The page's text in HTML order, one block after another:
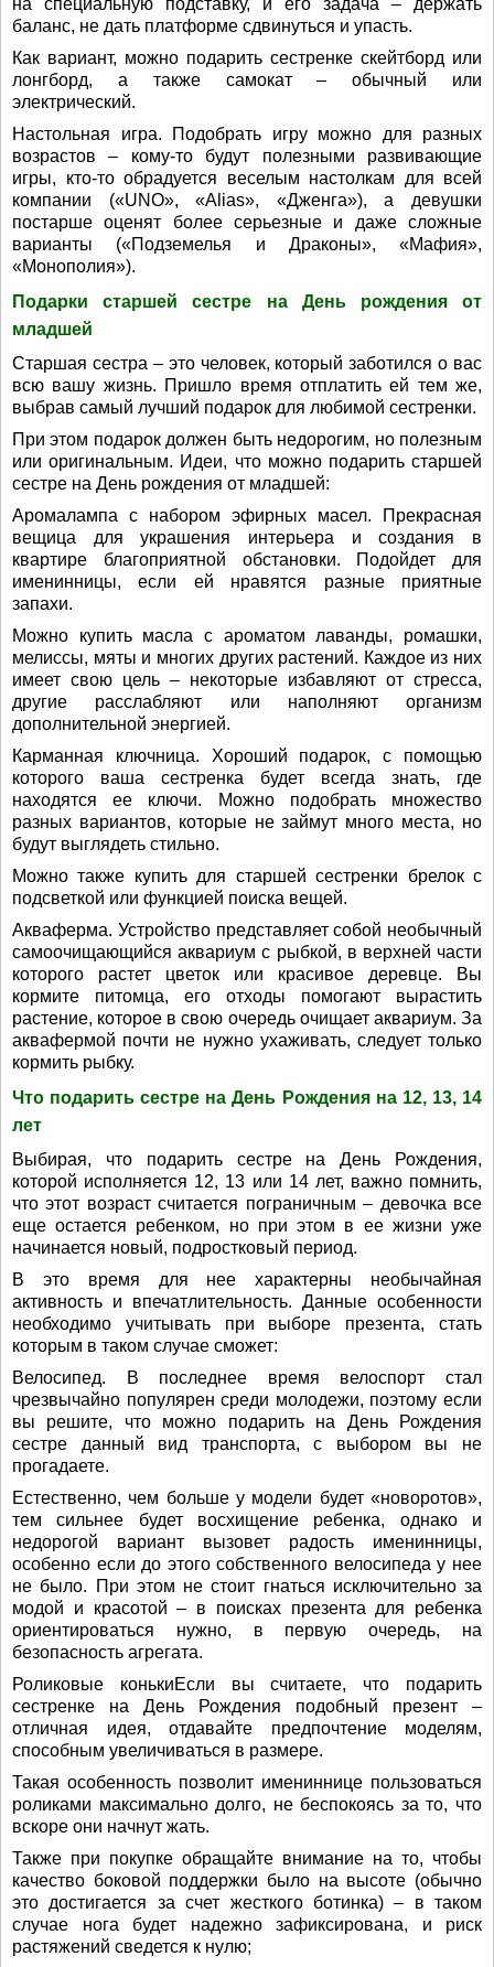
баланс, не дать платформе сдвинуться и упасть.
Как вариант, можно подарить сестренке скейтборд или
лонгборд, а также самокат – обычный или
электрический.
Настольная игра. Подобрать игру можно для разных
возрастов – кому-то будут полезными развивающие
игры, кто-то обрадуется веселым настолкам для всей
компании («UNO», «Alias», «Дженга»), а девушки
постарше оценят более серьезные и даже сложные
варианты («Подземелья и Драконы», «Мафия»,
«Монополия»).
Подарки старшей сестре на День рождения от
младшей
Старшая сестра – это человек, который заботился о вас
всю вашу жизнь. Пришло время отплатить ей тем же,
выбрав самый лучший подарок для любимой сестренки.
При этом подарок должен быть недорогим, но полезным
или оригинальным. Идеи, что можно подарить старшей
сестре на День рождения от младшей:
Аромалампа с набором эфирных масел. Прекрасная
вещица для украшения интерьера и создания в
квартире благоприятной обстановки. Подойдет для
именинницы, если ей нравятся разные приятные
запахи.
Можно купить масла с ароматом лаванды, ромашки,
мелиссы, мяты и многих других растений. Каждое из них
имеет свою цель – некоторые избавляют от стресса,
другие расслабляют или наполняют организм
дополнительной энергией.
Карманная ключница. Хороший подарок, с помощью
которого ваша сестренка будет всегда знать, где
находятся ее ключи. Можно подобрать множество
разных вариантов, которые не займут много места, но
будут выглядеть стильно.
Можно также купить для старшей сестренки брелок с
подсветкой или функцией поиска вещей.
Акваферма. Устройство представляет собой необычный
самоочищающийся аквариум с рыбкой, в верхней части
которого растет цветок или красивое деревце. Вы
кормите питомца, его отходы помогают вырастить
растение, которое в свою очередь очищает аквариум. За
аквафермой почти не нужно ухаживать, следует только
кормить рыбку.
Что подарить сестре на День Рождения на 12, 13, 14
лет
Выбирая, что подарить сестре на День Рождения,
которой исполняется 12, 13 или 14 лет, важно помнить,
что этот возраст считается пограничным – девочка все
еще остается ребенком, но при этом в ее жизни уже
начинается новый, подростковый период.
В это время для нее характерны необычайная
активность и впечатлительность. Данные особенности
необходимо учитывать при выборе презента, стать
которым в таком случае сможет:
Велосипед. В последнее время велоспорт стал
чрезвычайно популярен среди молодежи, поэтому если
вы решите, что можно подарить на День Рождения
сестре данный вид транспорта, с выбором вы не
прогадаете.
Естественно, чем больше у модели будет «новоротов»,
тем сильнее будет восхищение ребенка, однако и
недорогой вариант вызовет радость именинницы,
особенно если до этого собственного велосипеда у нее
не было. При этом не стоит гнаться исключительно за
модой и красотой – в поисках презента для ребенка
ориентироваться нужно, в первую очередь, на
безопасность агрегата.
Роликовые конькиЕсли вы считаете, что подарить
сестренке на День Рождения подобный презент –
отличная идея, отдавайте предпочтение моделям,
способным увеличиваться в размере.
Такая особенность позволит имениннице пользоваться
роликами максимально долго, не беспокоясь за то, что
вскоре они начнут жать.
Также при покупке обращайте внимание на то, чтобы
качество боковой поддержки было на высоте (обычно
это достигается за счет жесткого ботинка) – в таком
случае нога будет надежно зафиксирована, и риск
растяжений сведется к нулю;